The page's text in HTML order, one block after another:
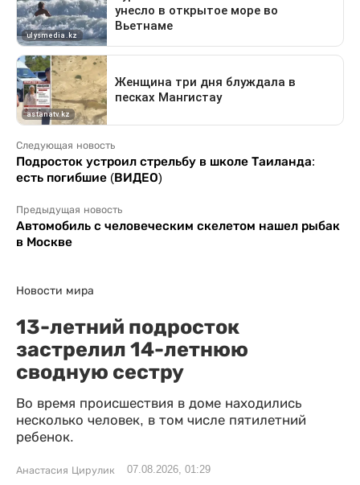
Следующая новость
Подросток устроил стрельбу в школе Таиланда:
есть погибшие (ВИДЕО)
Предыдущая новость
Автомобиль с человеческим скелетом нашел рыбак
в Москве
Новости мира
13-летний подросток
застрелил 14-летнюю
сводную сестру
Во время происшествия в доме находились
несколько человек, в том числе пятилетний
ребенок.
Анастасия Цирулик 07.08.2026, 01:29